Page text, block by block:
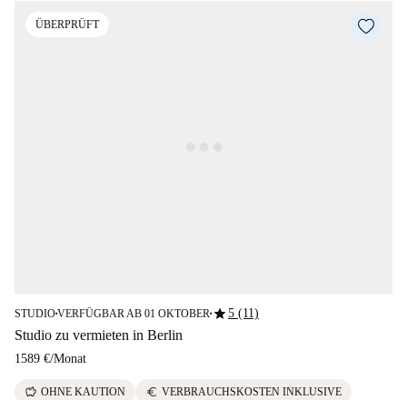
ÜBERPRÜFT
STUDIO■VERFÜGBAR AB 01 OKTOBER ■star5 (11)
Studio zu vermieten in Berlin
1589 €/Monat
savings OHNE KAUTION euro VERBRAUCHSKOSTEN INKLUSIVE